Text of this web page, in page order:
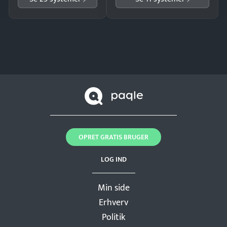
Min side
Erhverv
Politik
LOG IND
OPRET GRATIS BRUGER